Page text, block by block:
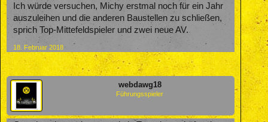
Ich würde versuchen, Michy erstmal noch für ein Jahr
auszuleihen und die anderen Baustellen zu schließen,
sprich Top-Mittefeldspieler und zwei neue AV.
18. Februar 2018
webdawg18
Führungsspieler